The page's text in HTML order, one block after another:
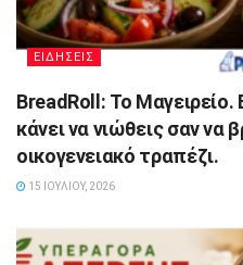
ΕΙΔΗΣΕΙΣ
BreadRoll: Το
κάνει να νιώθεις σαν να
οικογενειακό τραπέζι.
15 ΙΟΥΛΊΟΥ, 2026